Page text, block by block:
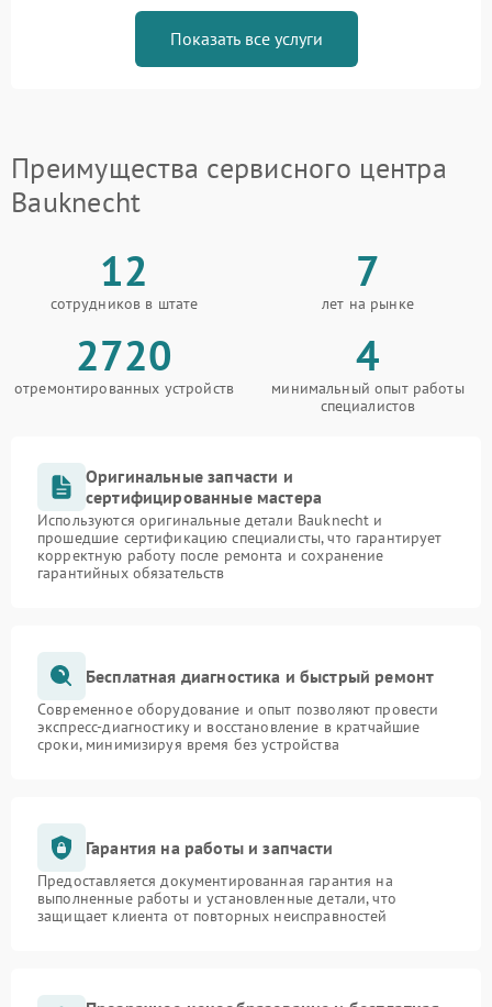
Показать все услуги
Преимущества сервисного центра
Bauknecht
12
сотрудников в штате
7
лет на рынке
2720
отремонтированных устройств
4
минимальный опыт работы
специалистов
Оригинальные запчасти и
сертифицированные мастера
Используются оригинальные детали Bauknecht и
прошедшие сертификацию специалисты, что гарантирует
корректную работу после ремонта и сохранение
гарантийных обязательств
Бесплатная диагностика и быстрый ремонт
Современное оборудование и опыт позволяют провести
экспресс-диагностику и восстановление в кратчайшие
сроки, минимизируя время без устройства
Гарантия на работы и запчасти
Предоставляется документированная гарантия на
выполненные работы и установленные детали, что
защищает клиента от повторных неисправностей